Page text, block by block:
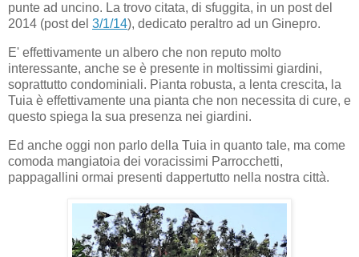
punte ad uncino. La trovo citata, di sfuggita, in un post del
2014 (post del 3/1/14), dedicato peraltro ad un Ginepro.
E' effettivamente un albero che non reputo molto
interessante, anche se è presente in moltissimi giardini,
soprattutto condominiali. Pianta robusta, a lenta crescita, la
Tuia è effettivamente una pianta che non necessita di cure, e
questo spiega la sua presenza nei giardini.
Ed anche oggi non parlo della Tuia in quanto tale, ma come
comoda mangiatoia dei voracissimi Parrocchetti,
pappagallini ormai presenti dappertutto nella nostra città.